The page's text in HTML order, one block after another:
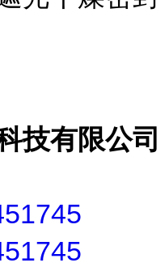
技有限公司